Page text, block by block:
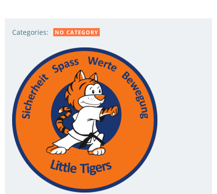
Categories: NO CATEGORY